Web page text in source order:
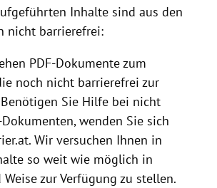
Inhalte sind aus den
nicht barrierefrei:
PDF-Dokumente zum
noch nicht barrierefrei zur
Sie Hilfe bei nicht
wenden Sie sich
Wir versuchen Ihnen in
so weit wie möglich in
zur Verfügung zu stellen.